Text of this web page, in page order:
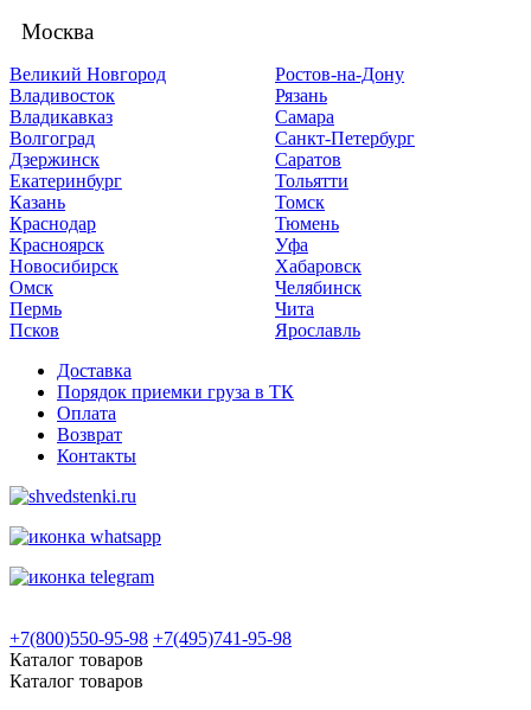
Москва
Великий Новгород
Владивосток
Владикавказ
Волгоград
Дзержинск
Екатеринбург
Казань
Краснодар
Красноярск
Новосибирск
Омск
Пермь
Псков
Ростов-на-Дону
Рязань
Самара
Санкт-Петербург
Саратов
Тольятти
Томск
Тюмень
Уфа
Хабаровск
Челябинск
Чита
Ярославль
Доставка
Порядок приемки груза в ТК
Оплата
Возврат
Контакты
+7(800)550-95-98 +7(495)741-95-98
Каталог товаров
Каталог товаров